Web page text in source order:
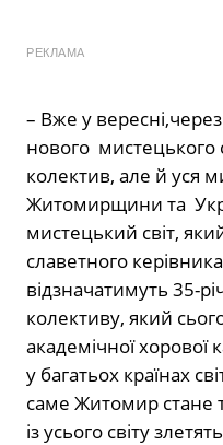
РЕКЛАМА
– Вже у
нового
колектив, але й уся
Житомирщини та
мистецький світ,
славетного
відзначатимуть 35-
колективу, який
академічної хорової
у багатьох країнах
саме Житомир стане
із усього світу